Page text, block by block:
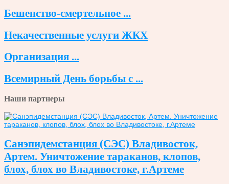
Бешенство-смертельное ...
Некачественные услуги ЖКХ
Организация ...
Всемирный День борьбы с ...
Наши партнеры
Санэпидемстанция (СЭС) Владивосток,
Артем. Уничтожение тараканов, клопов,
блох, блох во Владивостоке, г.Артеме